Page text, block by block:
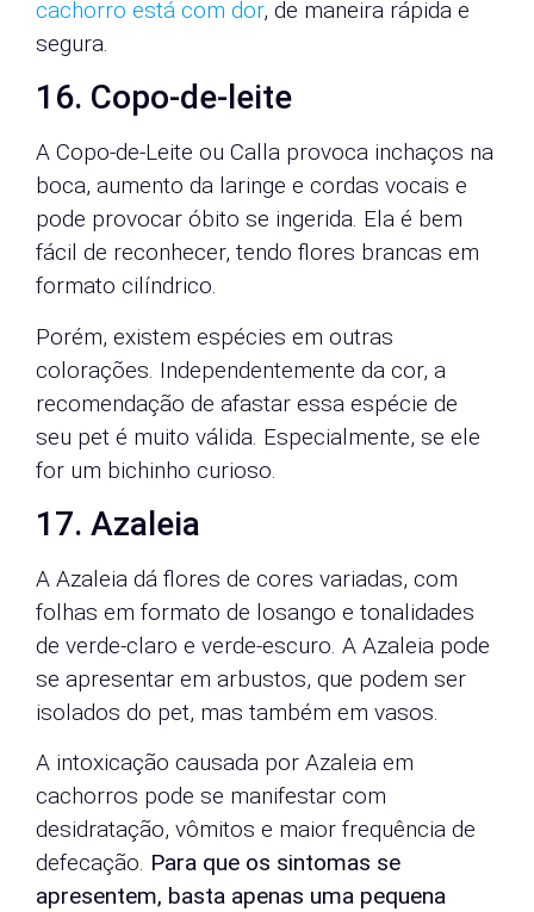
cachorro está com dor, de maneira rápida e
segura.
16. Copo-de-leite
A Copo-de-Leite ou Calla provoca inchaços na
boca, aumento da laringe e cordas vocais e
pode provocar óbito se ingerida. Ela é bem
fácil de reconhecer, tendo flores brancas em
formato cilíndrico.
Porém, existem espécies em outras
colorações. Independentemente da cor, a
recomendação de afastar essa espécie de
seu pet é muito válida. Especialmente, se ele
for um bichinho curioso.
17. Azaleia
A Azaleia dá flores de cores variadas, com
folhas em formato de losango e tonalidades
de verde-claro e verde-escuro. A Azaleia pode
se apresentar em arbustos, que podem ser
isolados do pet, mas também em vasos.
A intoxicação causada por Azaleia em
cachorros pode se manifestar com
desidratação, vômitos e maior frequência de
defecação. Para que os sintomas se
apresentem, basta apenas uma pequena